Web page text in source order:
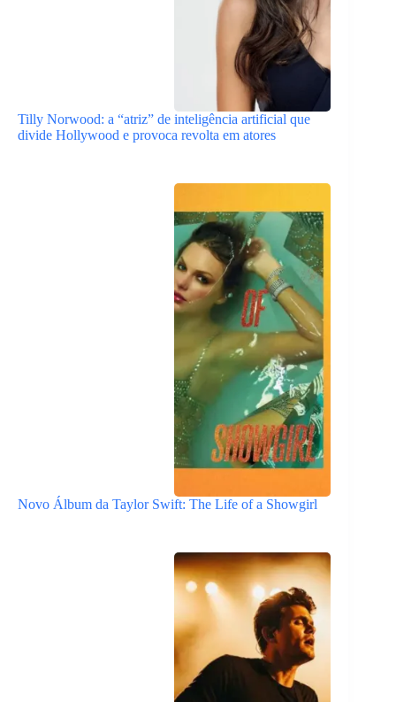
Tilly Norwood: a “atriz” de inteligência artificial que
divide Hollywood e provoca revolta em atores
Novo Álbum da Taylor Swift: The Life of a Showgirl